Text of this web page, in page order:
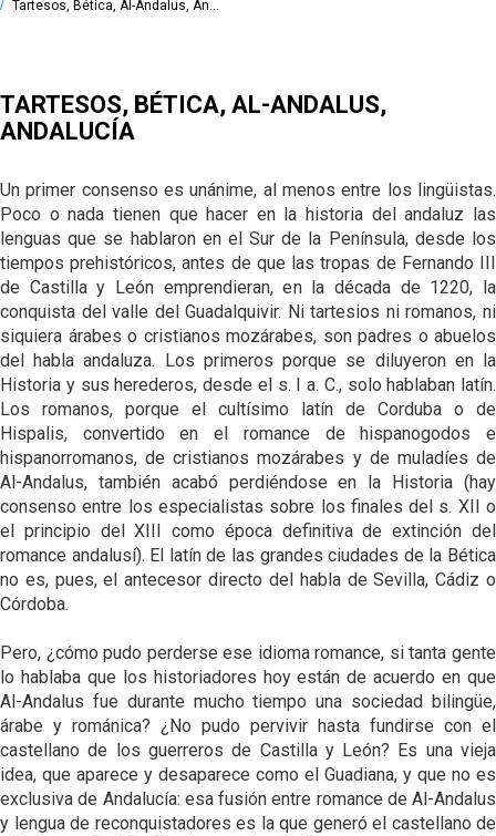
ORTOGRAFÍA Y
ANDALUZ
HISTORIA DE LA
HISTORIA
LÉXICA EN
FONOLOGÍA
LÉXICO
DESCRIPCIÓN
DEL ANDALUZ /
GENERAL
DEL ANDALUZ /
FONÉTICA Y
FONOLOGÍA
DESCRIPCIÓN
DEL ANDALUZ /
MORFOSINTAXIS
DESCRIPCIÓN
DEL ANDALUZ /
LÉXICO
Tartesos, Bética, Al-Andalus, An...
TARTESOS, BÉTICA, AL-ANDALUS,
ANDALUCÍA
Un primer consenso es unánime, al menos entre los lingüistas.
Poco o nada tienen que hacer en la historia del andaluz las
lenguas que se hablaron en el Sur de la Península, desde los
tiempos prehistóricos, antes de que las tropas de Fernando III
de Castilla y León emprendieran, en la década de 1220, la
conquista del valle del Guadalquivir. Ni tartesios ni romanos, ni
siquiera árabes o cristianos mozárabes, son padres o abuelos
del habla andaluza. Los primeros porque se diluyeron en la
Historia y sus herederos, desde el s. I a. C., solo hablaban latín.
Los romanos, porque el cultísimo latín de Corduba o de
Hispalis, convertido en el romance de hispanogodos e
hispanorromanos, de cristianos mozárabes y de muladíes de
Al-Andalus, también acabó perdiéndose en la Historia (hay
consenso entre los especialistas sobre los finales del s. XII o
el principio del XIII como época definitiva de extinción del
romance andalusí). El latín de las grandes ciudades de la Bética
no es, pues, el antecesor directo del habla de Sevilla, Cádiz o
Córdoba.
Pero, ¿cómo pudo perderse ese idioma romance, si tanta gente
lo hablaba que los historiadores hoy están de acuerdo en que
Al-Andalus fue durante mucho tiempo una sociedad bilingüe,
árabe y románica? ¿No pudo pervivir hasta fundirse con el
castellano de los guerreros de Castilla y León? Es una vieja
idea, que aparece y desaparece como el Guadiana, y que no es
exclusiva de Andalucía: esa fusión entre romance de Al-Andalus
y lengua de reconquistadores es la que generó el castellano de